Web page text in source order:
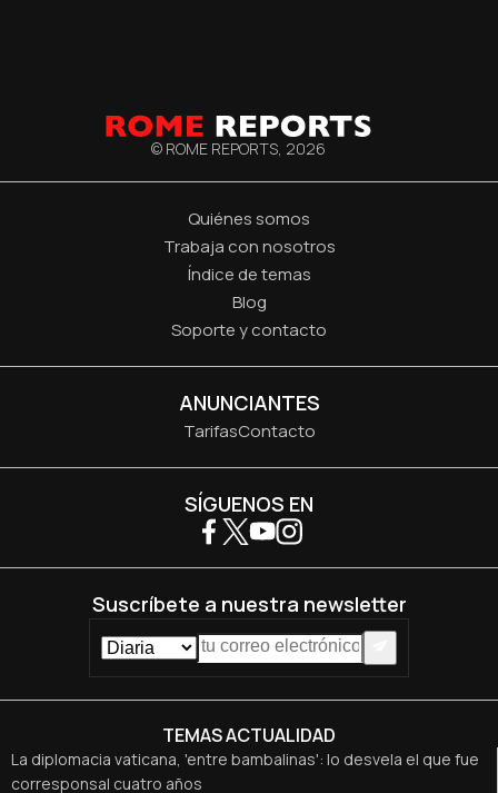
© ROME REPORTS, 2026
Quiénes somos
Trabaja con nosotros
Índice de temas
Blog
Soporte y contacto
ANUNCIANTES
TarifasContacto
TEMAS ACTUALIDAD
La diplomacia vaticana, 'entre bambalinas': lo desvela el que fue
corresponsal cuatro años
SÍGUENOS EN
Suscríbete a nuestra newsletter